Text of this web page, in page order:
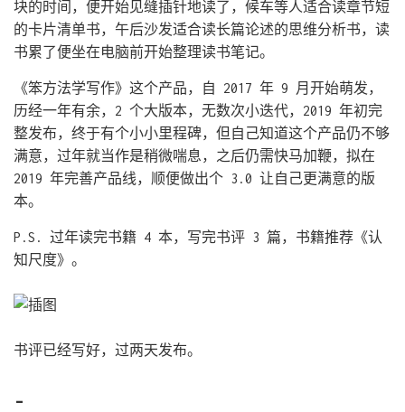
块的时间，便开始见缝插针地读了，候车等人适合读章节短
的卡片清单书，午后沙发适合读长篇论述的思维分析书，读
书累了便坐在电脑前开始整理读书笔记。
《笨方法学写作》这个产品，自 2017 年 9 月开始萌发，
历经一年有余，2 个大版本，无数次小迭代，2019 年初完
整发布，终于有个小小里程碑，但自己知道这个产品仍不够
满意，过年就当作是稍微喘息，之后仍需快马加鞭，拟在
2019 年完善产品线，顺便做出个 3.0 让自己更满意的版
本。
P.S. 过年读完书籍 4 本，写完书评 3 篇，书籍推荐《认
知尺度》。
书评已经写好，过两天发布。
-